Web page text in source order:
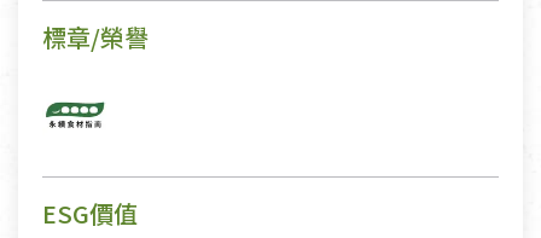
標章/榮譽
ESG價值